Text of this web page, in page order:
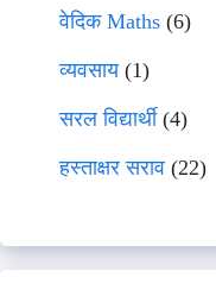
वेदिक Maths (6)
व्यवसाय(1)
सरल विद्यार्थी(4)
हस्ताक्षर सराव (22)